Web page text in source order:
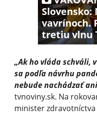
Slovensko:
vavrínoch.
tretiu vlnu
„Ak ho vláda schváli,
sa podľa návrhu
nebude nachádzať
tvnoviny.sk. Na
minister